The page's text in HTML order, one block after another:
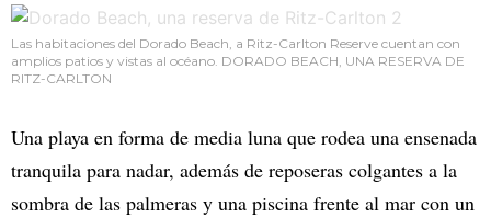
Las habitaciones del Dorado Beach, a Ritz-Carlton Reserve cuentan con
amplios patios y vistas al océano. DORADO BEACH, UNA RESERVA DE
RITZ-CARLTON
Una playa en forma de media luna que rodea una ensenada
tranquila para nadar, además de reposeras colgantes a la
sombra de las palmeras y una piscina frente al mar con un